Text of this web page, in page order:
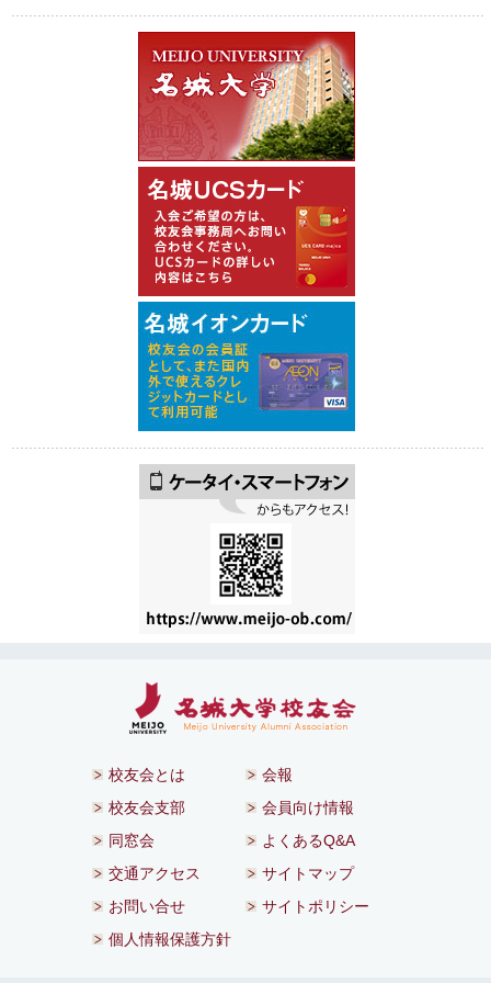
校友会とは
会報
校友会支部
会員向け情報
同窓会
よくあるQ&A
交通アクセス
サイトマップ
お問い合せ
サイトポリシー
個人情報保護方針